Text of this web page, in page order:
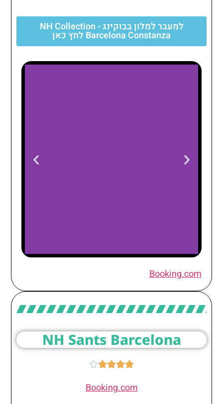
למעבר למלון בבוקינג - NH Collection
Barcelona Constanza לחץ כאן
NH Collection
Constanza
Booking.com
NH Sants Barcelona





Booking.com